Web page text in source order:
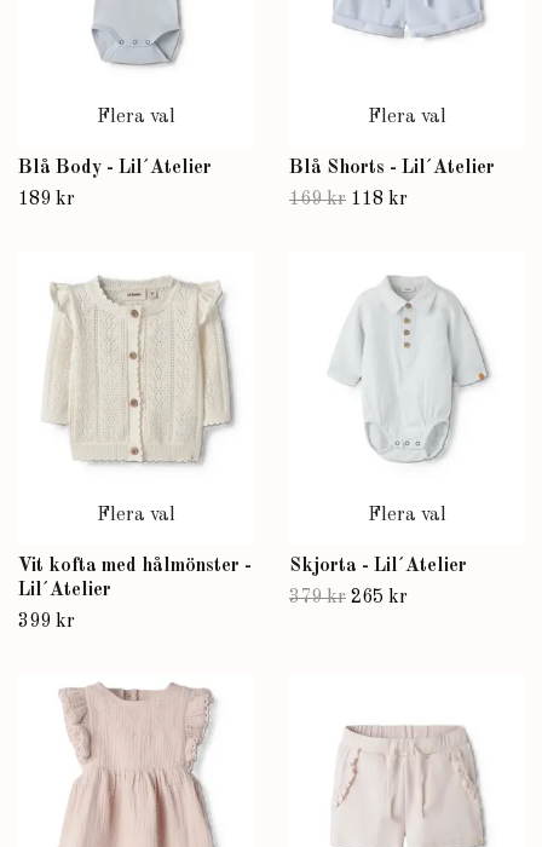
Flera val
Blå Body - Lil´Atelier
189 kr
Flera val
Blå Shorts - Lil´Atelier
169 kr 118 kr
Flera val
Vit kofta med hålmönster -
Lil´Atelier
399 kr
Flera val
Skjorta - Lil´Atelier
379 kr 265 kr